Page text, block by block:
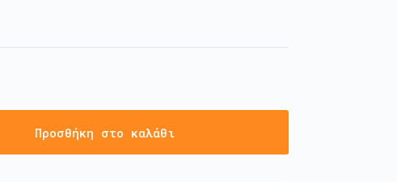
Προσθήκη στο καλάθι